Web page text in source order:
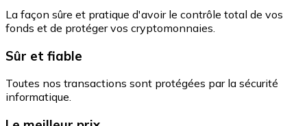
La façon sûre et pratique d'avoir le contrôle total de vos
fonds et de protéger vos cryptomonnaies.
Sûr et fiable
Toutes nos transactions sont protégées par la sécurité
informatique.